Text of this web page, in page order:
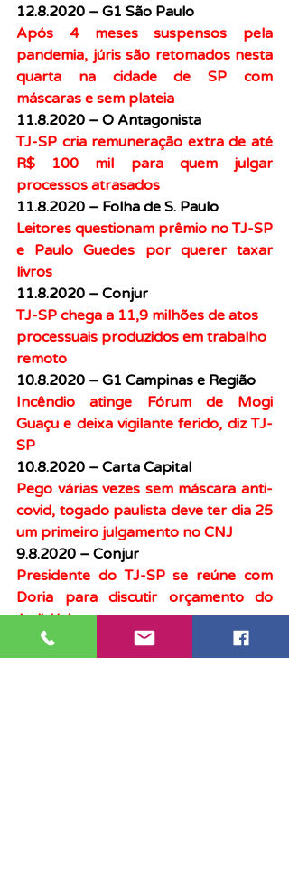
12.8.2020 – G1 São Paulo
Após 4 meses suspensos pela
pandemia, júris são retomados nesta
quarta na cidade de SP com
máscaras e sem plateia
11.8.2020 – O Antagonista
TJ-SP cria remuneração extra de até
R$ 100 mil para quem julgar
processos atrasados
11.8.2020 – Folha de S. Paulo
Leitores questionam prêmio no TJ-SP
e Paulo Guedes por querer taxar
livros
11.8.2020 – Conjur
TJ-SP chega a 11,9 milhões de atos
processuais produzidos em trabalho
remoto
10.8.2020 – G1 Campinas e Região
Incêndio atinge Fórum de Mogi
Guaçu e deixa vigilante ferido, diz TJ-
SP
10.8.2020 – Carta Capital
Pego várias vezes sem máscara anti-
covid, togado paulista deve ter dia 25
um primeiro julgamento no CNJ
9.8.2020 – Conjur
Presidente do TJ-SP se reúne com
Doria para discutir orçamento do
Judiciário
7.8.2020 – Jovem Pan
Governo de SP enviará pacote de